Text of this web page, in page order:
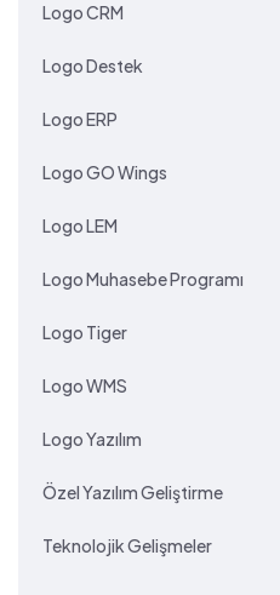
Logo CRM
Logo Destek
Logo ERP
Logo GO Wings
Logo LEM
Logo Muhasebe Programı
Logo Tiger
Logo WMS
Logo Yazılım
Özel Yazılım Geliştirme
Teknolojik Gelişmeler